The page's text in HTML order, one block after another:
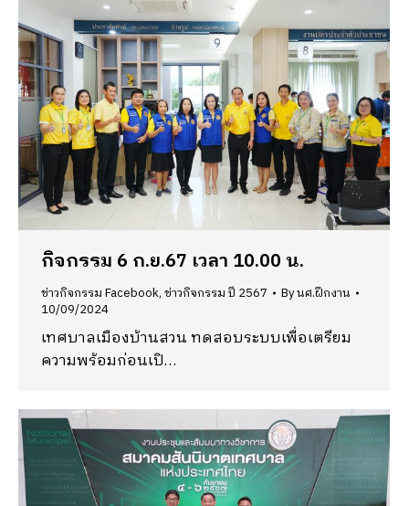
กิจกรรม 6 ก.ย.67 เวลา 10.00 น.
ข่าวกิจกรรม Facebook,ข่าวกิจกรรม ปี 2567 Byนศ.ฝึกงาน
10/09/2024
เทศบาลเมืองบ้านสวน ทดสอบระบบเพื่อเตรียม
ความพร้อมก่อนเปิ…